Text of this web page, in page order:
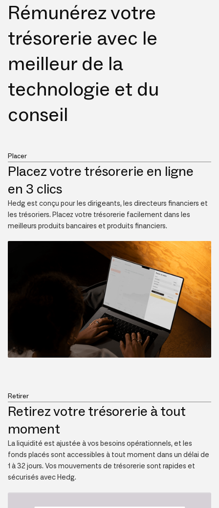
Rémunérez votre
trésorerie avec le
meilleur de la
technologie et du
conseil
Placer
Placez votre trésorerie en ligne
en 3 clics
Hedg est conçu pour les dirigeants, les directeurs financiers et
les trésoriers. Placez votre trésorerie facilement dans les
meilleurs produits bancaires et produits financiers.
Retirer
Retirez votre trésorerie à tout
moment
La liquidité est ajustée à vos besoins opérationnels, et les
fonds placés sont accessibles à tout moment dans un délai de
1 à 32 jours. Vos mouvements de trésorerie sont rapides et
sécurisés avec Hedg.